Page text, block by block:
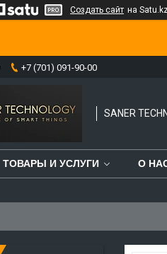
Создать сайт на
+7 (701) 091-90-00
SANER
ТОВАРЫ И УСЛУГИ О